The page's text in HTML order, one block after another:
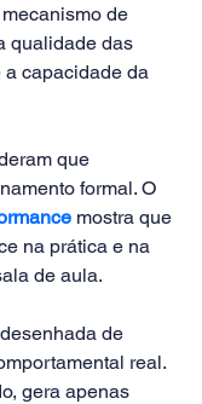
de
qualidade das
capacidade da
que
formal. O
mostra que
na prática e na
de aula.
de
real.
gera apenas